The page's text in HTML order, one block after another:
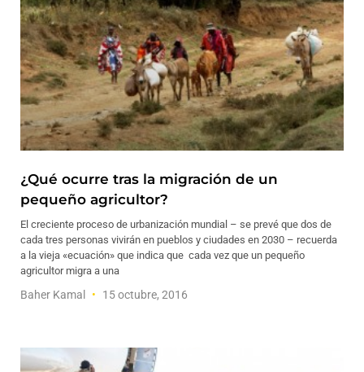
¿Qué ocurre tras la migración de un
pequeño agricultor?
El creciente proceso de urbanización mundial – se prevé que dos de
cada tres personas vivirán en pueblos y ciudades en 2030 – recuerda
a la vieja «ecuación» que indica que cada vez que un pequeño
agricultor migra a una
Baher Kamal 15 octubre, 2016